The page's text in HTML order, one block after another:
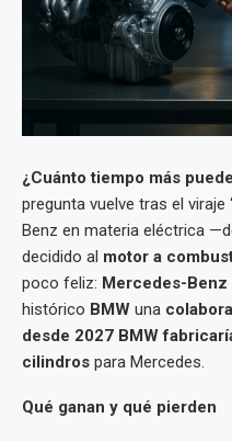
¿Cuánto tiempo más
pregunta vuelve tras el viraje
Benz en materia eléctrica
decidido al motor a
poco feliz: Mercedes-Benz
histórico BMW una
desde 2027 BMW
cilindros para Mercedes.
Qué ganan y qué pierden